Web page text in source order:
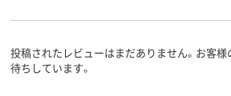
投稿されたレビューはまだありません。お客
待ちしています。